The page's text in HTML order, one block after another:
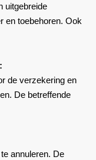
uitgebreide
en toebehoren. Ook
de verzekering en
De betreffende
annuleren. De